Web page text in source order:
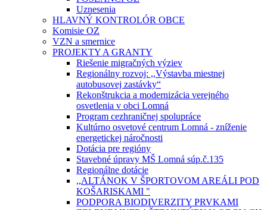
Uznesenia
HLAVNÝ KONTROLÓR OBCE
Komisie OZ
VZN a smernice
PROJEKTY A GRANTY
Riešenie migračných výziev
Regionálny rozvoj: ,,Výstavba miestnej
autobusovej zastávky“
Rekonštrukcia a modernizácia verejného
osvetlenia v obci Lomná
Program cezhraničnej spolupráce
Kultúrno osvetové centrum Lomná - zníženie
energetickej náročnosti
Dotácia pre regióny
Stavebné úpravy MŠ Lomná súp.č.135
Regionálne dotácie
,,ALTÁNOK V ŠPORTOVOM AREÁLI POD
KOŠARISKAMI "
PODPORA BIODIVERZITY PRVKAMI